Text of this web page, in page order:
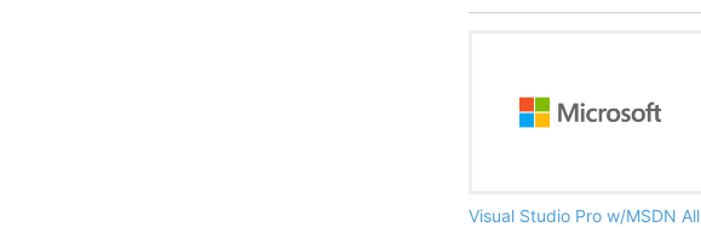
Visual Studio Pro w/MSDN All